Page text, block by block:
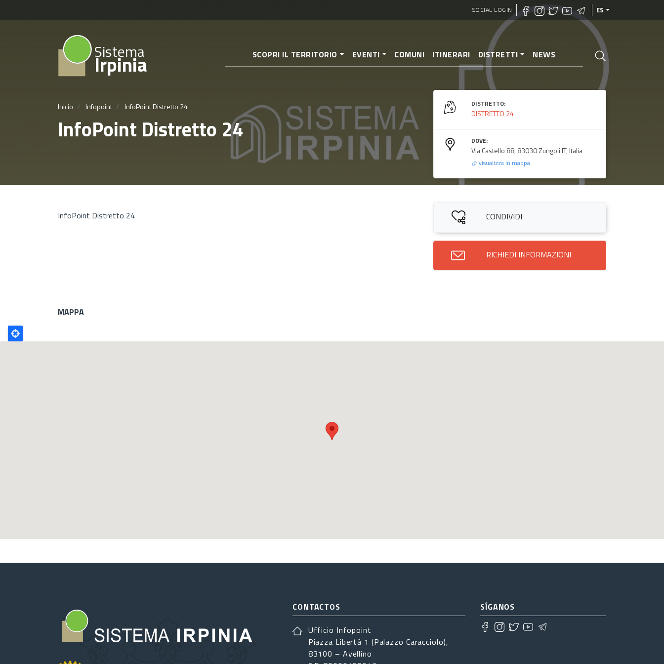
al
SOCIAL LOGIN ES
Sistema
Irpinia SCOPRI IL TERRITORIO EVENTI COMUNI ITINERARI DISTRETTI NEWS
Inicio Infopoint InfoPoint Distretto 24
InfoPoint Distretto 24
InfoPoint Distretto 24
DISTRETTO:
DISTRETTO 24
DOVE:
Via Castello 88, 83030 Zungoli IT, Italia
visualizza in mappa
CONDIVIDI
RICHIEDI INFORMAZIONI
MAPPA
CONTACTOS
Ufficio Infopoint
Piazza Libertá 1 (Palazzo Caracciolo),
83100 – Avellino
SÍGANOS